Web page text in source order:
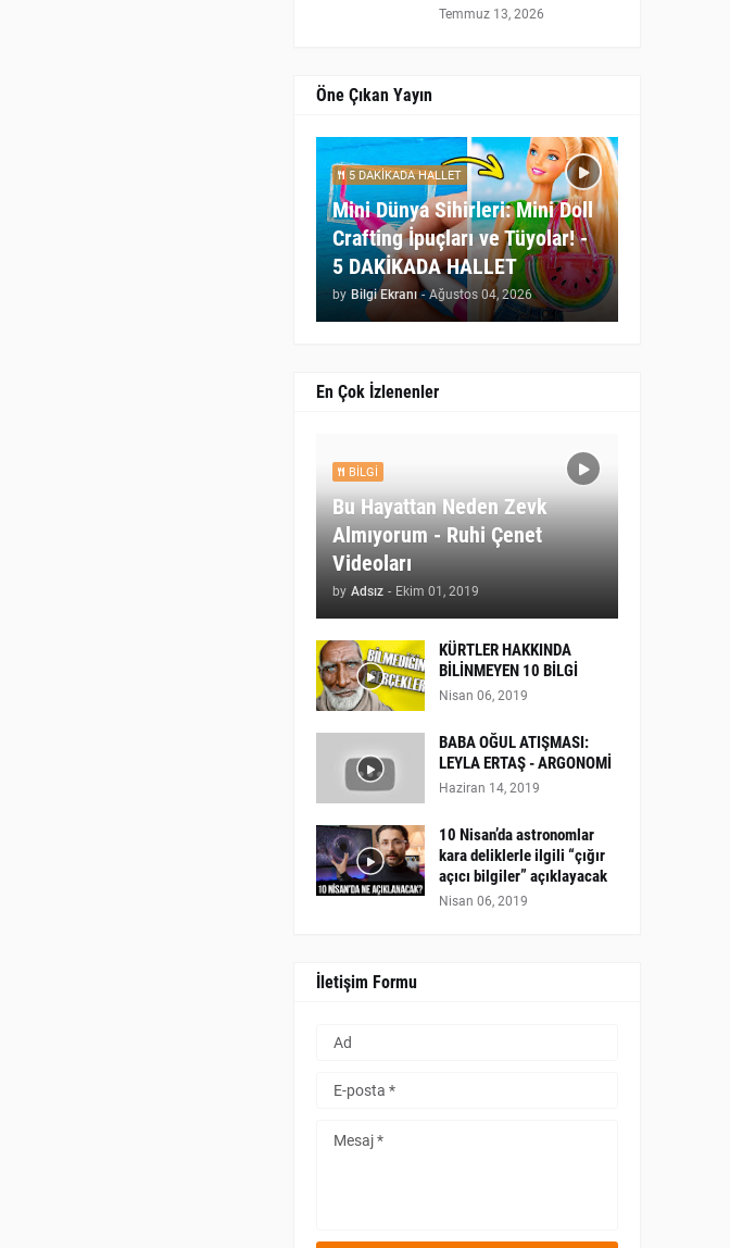
Temmuz 13, 2026
Öne Çıkan Yayın
5 DAKİKADA HALLET
Mini Dünya Sihirleri: Mini Doll
Crafting İpuçları ve Tüyolar! -
5 DAKİKADA HALLET
by Bilgi Ekranı - Ağustos 04, 2026
En Çok İzlenenler
BILGI
Bu Hayattan Neden Zevk
Almıyorum - Ruhi Çenet
Videoları
by Adsız - Ekim 01, 2019
KÜRTLER HAKKINDA
BİLİNMEYEN 10 BİLGİ
Nisan 06, 2019
BABA OĞUL ATIŞMASI:
LEYLA ERTAŞ - ARGONOMİ
Haziran 14, 2019
10 Nisan’da astronomlar
kara deliklerle ilgili “çığır
açıcı bilgiler” açıklayacak
Nisan 06, 2019
İletişim Formu